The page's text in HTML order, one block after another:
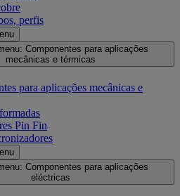
perfis
Componentes para aplicações
mecânicas e térmicas
para aplicações mecânicas e
Pin Fin
Componentes para aplicações
eléctricas